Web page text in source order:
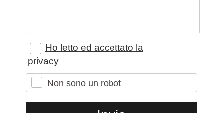
Ho letto ed accettato la
privacy
Non sono un robot